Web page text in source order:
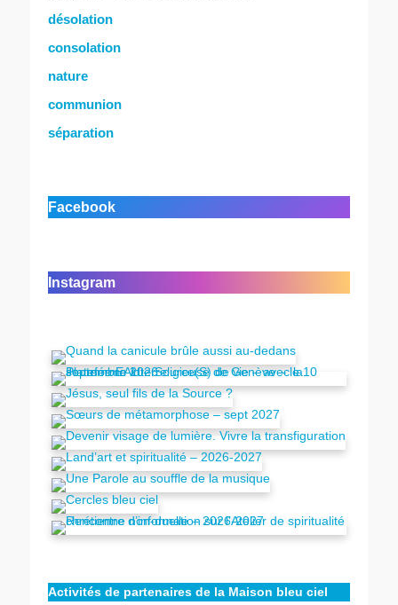
désolation
consolation
nature
communion
séparation
Facebook
Instagram
Activités de partenaires de la Maison bleu ciel